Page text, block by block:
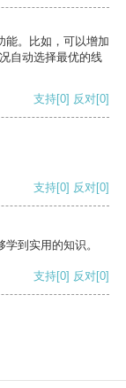
能。比如，可以增加
自动选择最优的线
支持[0] 反对[0]
支持[0] 反对[0]
到实用的知识。
支持[0] 反对[0]